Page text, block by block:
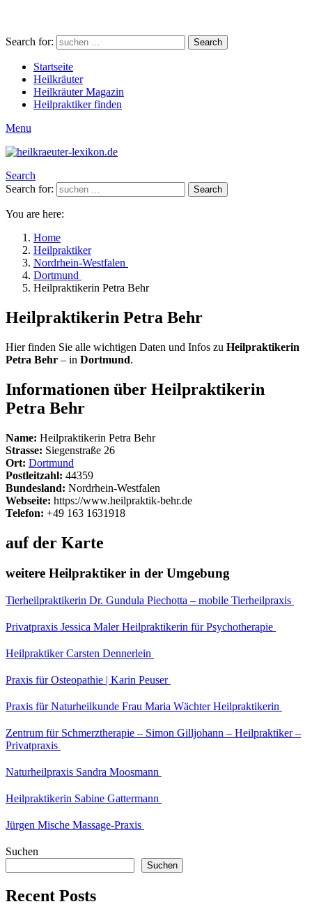
Search for: Search
Startseite
Heilkräuter
Heilkräuter Magazin
Heilpraktiker finden
Menu
Search
Search for:
Search
You are here:
Home
Heilpraktiker
Nordrhein-Westfalen
Dortmund
Heilpraktikerin Petra Behr
Heilpraktikerin Petra Behr
Hier finden Sie alle wichtigen Daten und Infos zu Heilpraktikerin
Petra Behr – in Dortmund.
Informationen über Heilpraktikerin
Petra Behr
Name: Heilpraktikerin Petra Behr
Strasse: Siegenstraße 26
Ort: Dortmund
Postleitzahl: 44359
Bundesland: Nordrhein-Westfalen
Webseite: https://www.heilpraktik-behr.de
Telefon: +49 163 1631918
auf der Karte
weitere Heilpraktiker in der Umgebung
Tierheilpraktikerin Dr. Gundula Piechotta – mobile Tierheilpraxis
Privatpraxis Jessica Maler Heilpraktikerin für Psychotherapie
Heilpraktiker Carsten Dennerlein
Praxis für Osteopathie | Karin Peuser
Praxis für Naturheilkunde Frau Maria Wächter Heilpraktikerin
Zentrum für Schmerztherapie – Simon Gilljohann – Heilpraktiker –
Privatpraxis
Naturheilpraxis Sandra Moosmann
Heilpraktikerin Sabine Gattermann
Jürgen Mische Massage-Praxis
Suchen
Suchen
Recent Posts